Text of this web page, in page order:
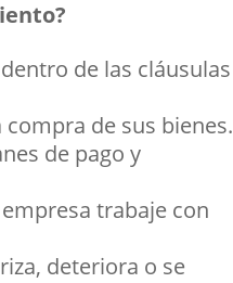
de las cláusulas
de sus bienes.
de pago y
trabaje con
deteriora o se